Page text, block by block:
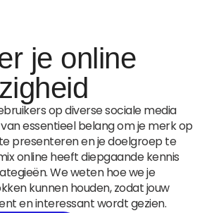
je online
op diverse sociale media
essentieel belang om je merk op
presenteren en je doelgroep te
online heeft diepgaande kennis
We weten hoe we je
kunnen houden, zodat jouw
en interessant wordt gezien.